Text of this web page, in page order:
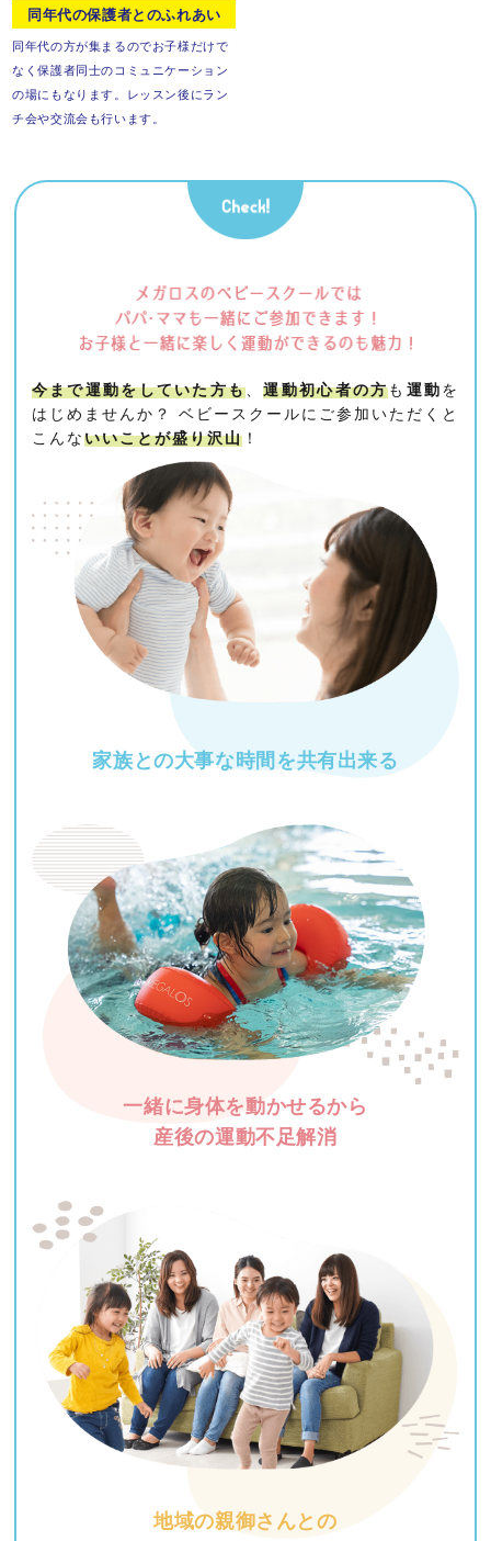
同年代の保護者とのふれあい
同年代の方が集まるのでお子様だけで
なく保護者同士のコミュニケーション
の場にもなります。 レッスン後にラン
チ会や交流会も行います。
今まで運動をしていた方も 、運動初心者の方も 運動を
はじめませんか？
ベビースクールにご参加いただくと
こんないいことが盛り沢山！
家族との大事な時間を共有出来る
一緒に身体を動かせるから
産後の運動不足解消
地域の親御さんとの